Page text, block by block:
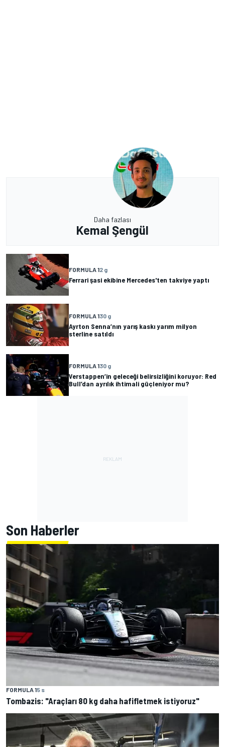
Daha fazlası
Kemal Şengül
FORMULA 12 g
Ferrari şasi ekibine Mercedes'ten takviye yaptı
FORMULA 130 g
Ayrton Senna’nın yarış kaskı yarım milyon
sterline satıldı
FORMULA 130 g
Verstappen’in geleceği belirsizliğini koruyor: Red
Bull’dan ayrılık ihtimali güçleniyor mu?
Son Haberler
FORMULA 15 s
Tombazis: "Araçları 80 kg daha hafifletmek istiyoruz"